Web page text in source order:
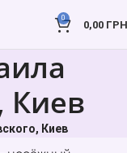
0
0,00
Киев
Киев